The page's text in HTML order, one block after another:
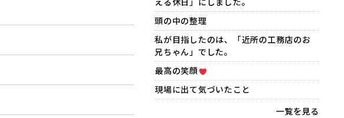
頭の中の整理
私が目指したのは、「近所の工務店のお
兄ちゃん」でした。
最高の笑顔
現場に出て気づいたこと
一覧を見る